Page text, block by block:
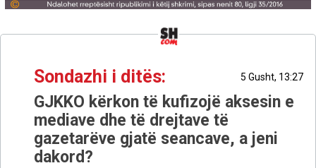
Sondazhi i ditës: 5 Gusht, 13:27
GJKKO kërkon të kufizojë aksesin e
mediave dhe të drejtave të
gazetarëve gjatë seancave, a jeni
dakord?